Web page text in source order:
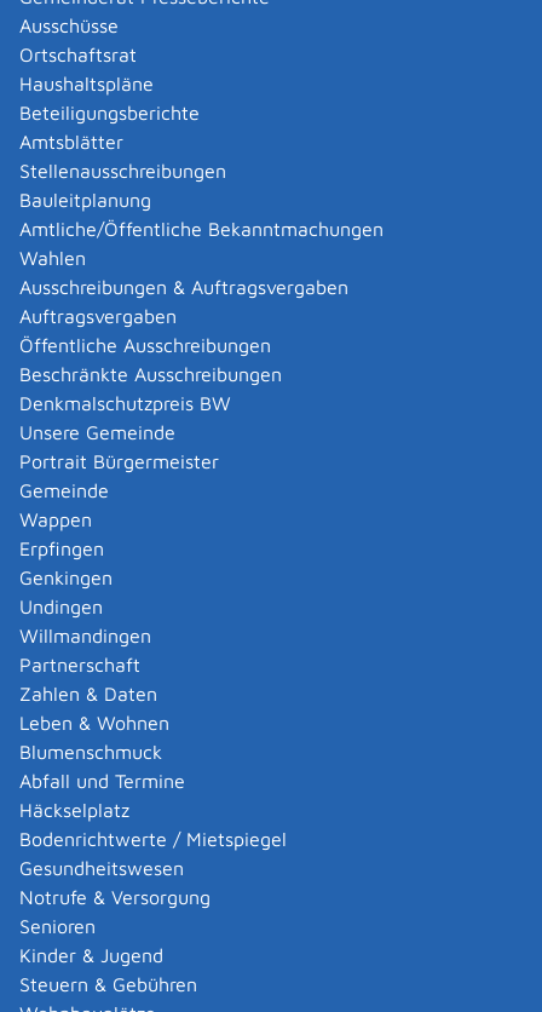
Ausschüsse
Ortschaftsrat
Haushaltspläne
Beteiligungsberichte
Amtsblätter
Stellenausschreibungen
Bauleitplanung
Amtliche/Öffentliche Bekanntmachungen
Wahlen
Ausschreibungen & Auftragsvergaben
Auftragsvergaben
Öffentliche Ausschreibungen
Beschränkte Ausschreibungen
Denkmalschutzpreis BW
Unsere Gemeinde
Portrait Bürgermeister
Gemeinde
Wappen
Erpfingen
Genkingen
Undingen
Willmandingen
Partnerschaft
Zahlen & Daten
Leben & Wohnen
Blumenschmuck
Abfall und Termine
Häckselplatz
Bodenrichtwerte / Mietspiegel
Gesundheitswesen
Notrufe & Versorgung
Senioren
Kinder & Jugend
Steuern & Gebühren
Abgelaufenen Führerschein neu ausstellen lassen
Abgeltungsteuer - Nichtveranlagungs-
Bescheinigung beantragen
Abgeschlossenheitsbescheinigung zur Aufteilung
eines Gebäudes beantragen
Abmeldung / Außerbetriebsetzung für ein Fahrzeug
beantragen
Abschriften, Ablichtungen, Vervielfältigungen und
Negative amtlich beglaubigen lassen
Abwasser entsorgen
Abwasserbeseitigung - dezentrale Beseitigung von
Regenwasser beantragen oder anzeigen
Abweichende Regelungen zum Schichtbetrieb
beantragen
Abweichende Ruhezeit beantragen
Adoption - Akteneinsicht beantragen
Adoption - sich als Adoptiveltern bewerben
Adoption eines ausländischen Kindes -
Beurkundung im Geburtenregister beantragen
Adoption eines ausländischen Kindes -
Umwandlung einer schwachen in eine starke
Adoption beantragen
Adoption eines deutschen Kindes - Beurkundung
von Amts wegen
Adoption eines erwachsenen Menschen beantragen
Adoptionspflege eines minderjährigen Kindes
aufnehmen
Adressänderung auf der eID-Karte beantragen
Adressbuch - Eintrag sperren lassen
Akademische Gesundheitsberufe - Anerkennung der
Weiterbildung beantragen
Akademische Grade, Titel und Bezeichnungen bei
anerkannten Spätaussiedlern - Gradumwandlungen
beantragen
Akademische Grade, Titel und Bezeichnungen von